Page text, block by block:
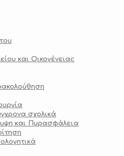
και Οικογένειας
σχολικά
και Πυρασφάλεια